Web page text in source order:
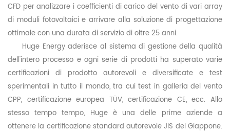
CFD per analizzare i coefficienti di carico del vento di vari array
di moduli fotovoltaici e arrivare alla soluzione di progettazione
ottimale con una durata di servizio di oltre 25 anni.
Huge Energy aderisce al sistema di gestione della qualità
dell'intero processo e ogni serie di prodotti ha superato varie
certificazioni di prodotto autorevoli e diversificate e test
sperimentali in tutto il mondo, tra cui test in galleria del vento
CPP, certificazione europea TÜV, certificazione CE, ecc. Allo
stesso tempo tempo, Huge è una delle prime aziende a
ottenere la certificazione standard autorevole JIS del Giappone.